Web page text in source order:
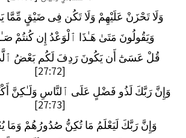
وَلَا تَحْزَنْ عَلَيْهِمْ وَلَا تَكُن فِى ضَيْقٍ مِّمَّا
وَيَقُولُونَ مَتَىٰ هَـٰذَا ٱلْوَعْدُ إِن كُنتُمْ
قُلْ عَسَىٰٓ أَن يَكُونَ رَدِفَ لَكُم بَعْضُ
[27:72]
وَإِنَّ رَبَّكَ لَذُو فَضْلٍ عَلَى ٱلنَّاسِ وَلَـٰكِنَّ
[27:73]
وَإِنَّ رَبَّكَ لَيَعْلَمُ مَا تُكِنُّ صُدُورُهُمْ وَمَا